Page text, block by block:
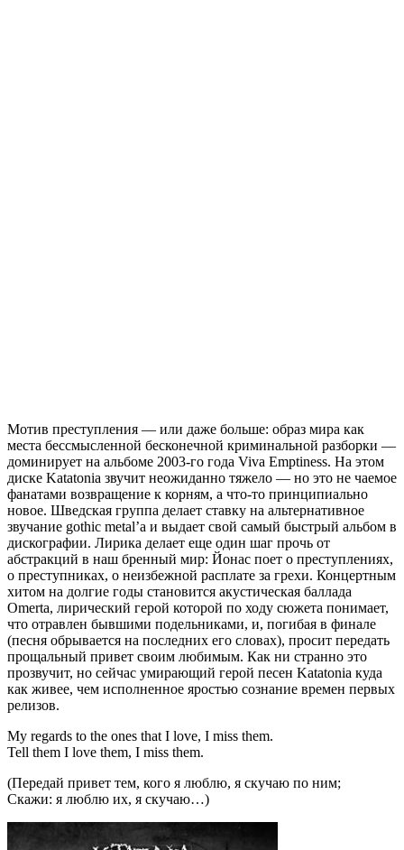
Мотив преступления — или даже больше: образ мира как
места бессмысленной бесконечной криминальной разборки —
доминирует на альбоме 2003-го года Viva Emptiness. На этом
диске Katatonia звучит неожиданно тяжело — но это не чаемое
фанатами возвращение к корням, а что-то принципиально
новое. Шведская группа делает ставку на альтернативное
звучание gothic metal’a и выдает свой самый быстрый альбом в
дискографии. Лирика делает еще один шаг прочь от
абстракций в наш бренный мир: Йонас поет о преступлениях,
о преступниках, о неизбежной расплате за грехи. Концертным
хитом на долгие годы становится акустическая баллада
Omerta, лирический герой которой по ходу сюжета понимает,
что отравлен бывшими подельниками, и, погибая в финале
(песня обрывается на последних его словах), просит передать
прощальный привет своим любимым. Как ни странно это
прозвучит, но сейчас умирающий герой песен Katatonia куда
как живее, чем исполненное яростью сознание времен первых
релизов.
My regards to the ones that I love, I miss them.
Tell them I love them, I miss them.
(Передай привет тем, кого я люблю, я скучаю по ним;
Скажи: я люблю их, я скучаю…)